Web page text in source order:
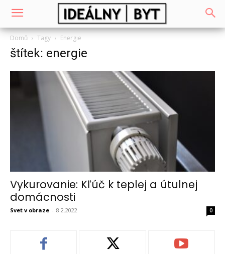
Domů Tagy Energie
štítek: energie
Vykurovanie: Kľúč k teplej a útulnej
domácnosti
Svet v obraze - 8.2.2022 0